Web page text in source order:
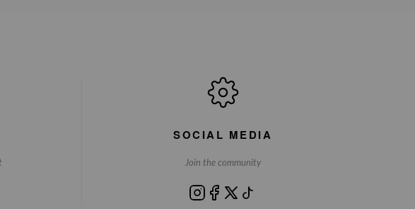
SOCIAL MEDIA
Join the community